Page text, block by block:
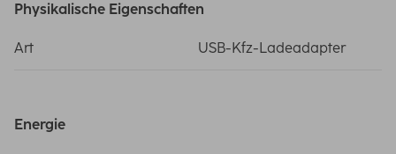
Physikalische Eigenschaften
Art USB-Kfz-Ladeadapter
Energie